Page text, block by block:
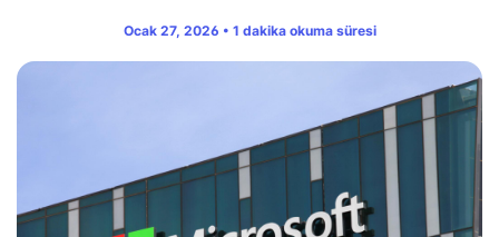
Ocak 27, 2026 • 1 dakika okuma süresi